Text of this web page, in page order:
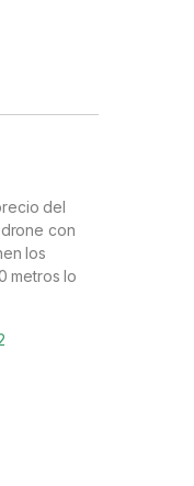
del
con
los
metros lo